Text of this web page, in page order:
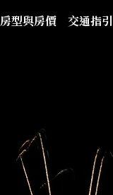
房型與房價 交通指引